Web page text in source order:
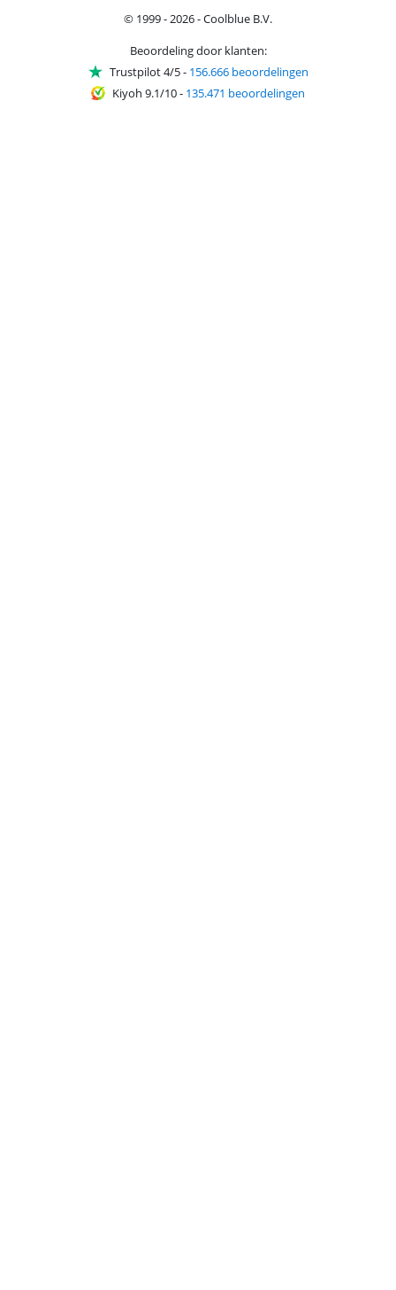
© 1999 - 2026 - Coolblue B.V.
Beoordeling door klanten:
Trustpilot 4/5- 156.666 beoordelingen
Kiyoh 9.1/10- 135.471 beoordelingen